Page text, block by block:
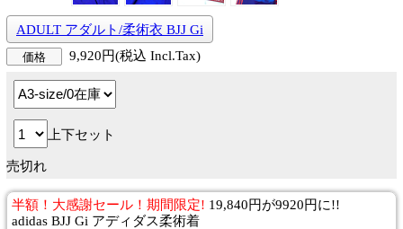
ADULT アダルト/柔術衣 BJJ Gi
価格 9,920円(税込 Incl.Tax)
上下セット
売切れ
半額！大感謝セール！期間限定! 19,840円が9920円に!!
adidas BJJ Gi アディダス柔術着